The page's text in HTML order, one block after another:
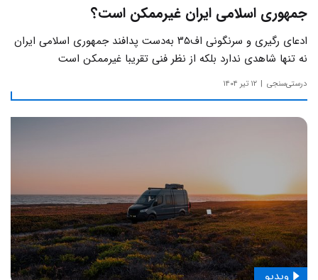
جمهوری اسلامی ایران غیرممکن است؟
ادعای رگیری و سرنگونی اف۳۵ به‌دست پدافند جمهوری اسلامی ایران
نه تنها شاهدی ندارد بلکه از نظر فنی تقریبا غیرممکن است
درستی‌سنجی ۱۲ تیر ۱۴۰۴
ویدیو